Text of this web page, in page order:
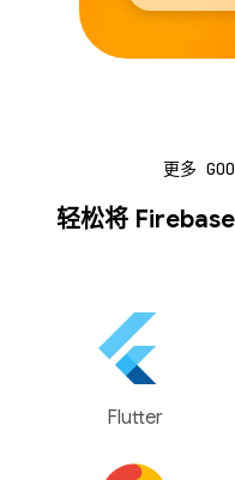
更多
轻松将
Flutter